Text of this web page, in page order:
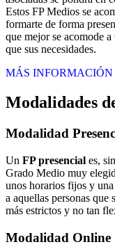
Estos FP Medios se
formarte de forma
que mejor se acomode
que sus necesidades.
MÁS INFORMACIÓN
Modalidades
Modalidad
Un FP presencial es,
Grado Medio muy
unos horarios fijos y
a aquellas personas que
más estrictos y no tan
Modalidad Online